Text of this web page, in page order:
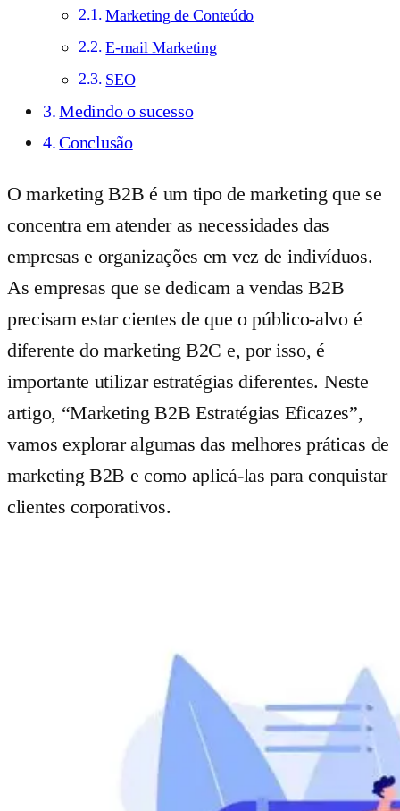
Marketing de Conteúdo
E-mail Marketing
SEO
Medindo o sucesso
Conclusão
O marketing B2B é um tipo de marketing que se
concentra em atender as necessidades das
empresas e organizações em vez de indivíduos.
As empresas que se dedicam a vendas B2B
precisam estar cientes de que o público-alvo é
diferente do marketing B2C e, por isso, é
importante utilizar estratégias diferentes. Neste
artigo, “Marketing B2B Estratégias Eficazes”,
vamos explorar algumas das melhores práticas de
marketing B2B e como aplicá-las para conquistar
clientes corporativos.